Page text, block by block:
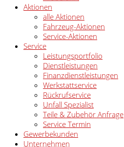
Aktionen
alle Aktionen
Fahrzeug-Aktionen
Service-Aktionen
Service
Leistungsportfolio
Dienstleistungen
Finanzdienstleistungen
Werkstattservice
Rückrufservice
Unfall Spezialist
Teile & Zubehör Anfrage
Service Termin
Gewerbekunden
Unternehmen